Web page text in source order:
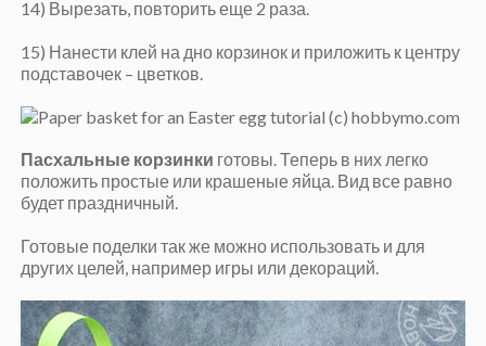
14) Вырезать, повторить еще 2 раза.
15) Нанести клей на дно корзинок и приложить к центру
подставочек – цветков.
Пасхальные корзинки готовы. Теперь в них легко
положить простые или крашеные яйца. Вид все равно
будет праздничный.
Готовые поделки так же можно использовать и для
других целей, например игры или декораций.